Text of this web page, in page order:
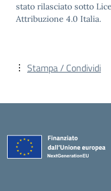
stato rilasciato sotto
Attribuzione 4.0 Italia.
Stampa / Condividi